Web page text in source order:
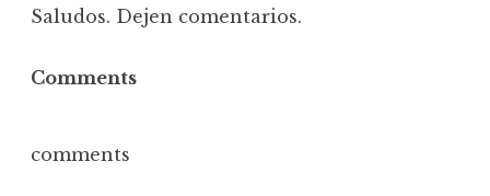
Saludos. Dejen comentarios.
Comments
comments